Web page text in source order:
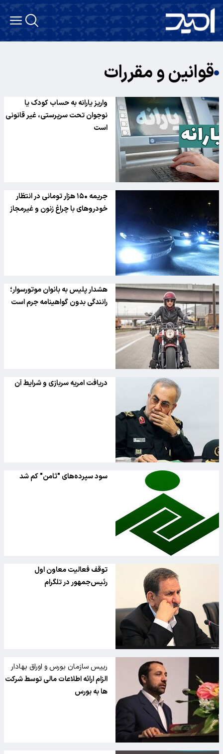
قوانین و مقررات
واریز یارانه به حساب کودک یا
نوجوان تحت سرپرستی، غیر قانونی
است
جریمه ۱۵۰ هزار تومانی در انتظار
خودروهای با چراغ زنون و غیرمجاز
هشدار پلیس به بانوان موتورسوار؛
رانندگی بدون گواهینامه جرم است
دریافت امریه سربازی و شرایط آن
سود سپرده‌های "ثامن" کم شد
توقف فعالیت معاون اول
رئیس‌جمهور در تلگرام
رییس سازمان بورس و اوراق بهادار
تاکید کرد
الزام ارائه اطلاعات مالی توسط شرکت
ها به بورس